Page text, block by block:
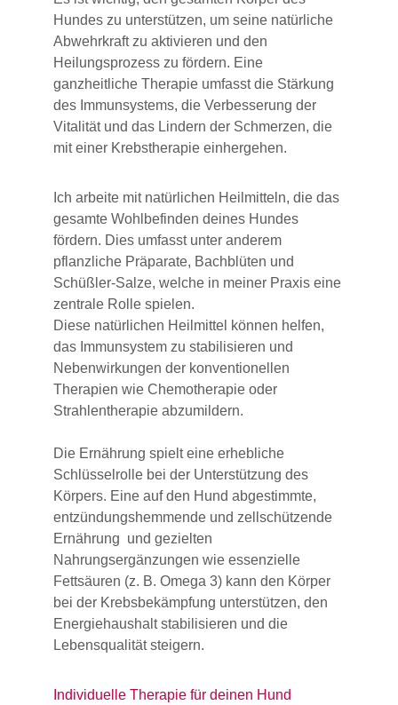
Hundes zu unterstützen, um seine natürliche
Abwehrkraft zu aktivieren und den
Heilungsprozess zu fördern. Eine
ganzheitliche Therapie umfasst die Stärkung
des Immunsystems, die Verbesserung der
Vitalität und das Lindern der Schmerzen, die
mit einer Krebstherapie einhergehen.
Ich arbeite mit natürlichen Heilmitteln, die das
gesamte Wohlbefinden deines Hundes
fördern. Dies umfasst unter anderem
pflanzliche Präparate, Bachblüten und
Schüßler-Salze, welche in meiner Praxis eine
zentrale Rolle spielen.
Diese natürlichen Heilmittel können helfen,
das Immunsystem zu stabilisieren und
Nebenwirkungen der konventionellen
Therapien wie Chemotherapie oder
Strahlentherapie abzumildern.
Die Ernährung spielt eine erhebliche
Schlüsselrolle bei der Unterstützung des
Körpers. Eine auf den Hund abgestimmte,
entzündungshemmende und zellschützende
Ernährung  und gezielten
Nahrungsergänzungen wie essenzielle
Fettsäuren (z. B. Omega 3) kann den Körper
bei der Krebsbekämpfung unterstützen, den
Energiehaushalt stabilisieren und die
Lebensqualität steigern.
Individuelle Therapie für deinen Hund